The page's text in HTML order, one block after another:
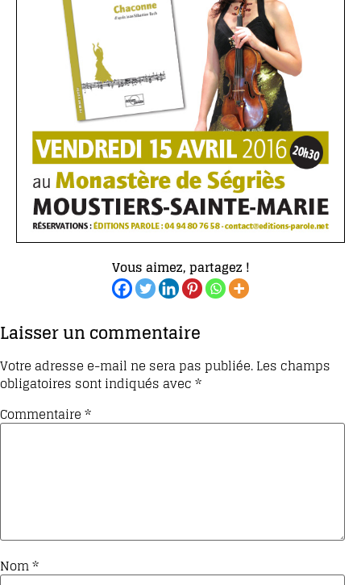
Vous aimez, partagez !
Laisser un commentaire
Votre adresse e-mail ne sera pas publiée.Les champs
obligatoires sont indiqués avec*
Commentaire*
Nom*